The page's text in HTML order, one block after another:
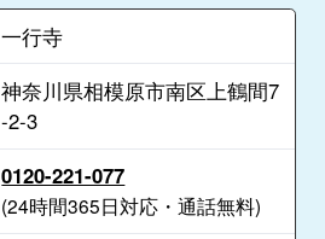
一行寺
神奈川県相模原市南区上鶴間7
‐2‐3
0120-221-077
(24時間365日対応・通話無料)